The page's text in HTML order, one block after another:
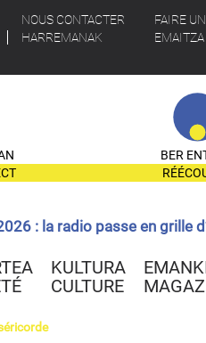
NOUS CONTACTER
HARREMANAK
FAIRE
BER
: la radio passe en grille
KULTURA
CULTURE